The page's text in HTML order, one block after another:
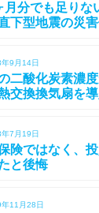
月分でも足り
下型地震の災
9月14日
二酸化炭素濃
交換換気扇を
7月19日
険ではなく、
と後悔
11月28日